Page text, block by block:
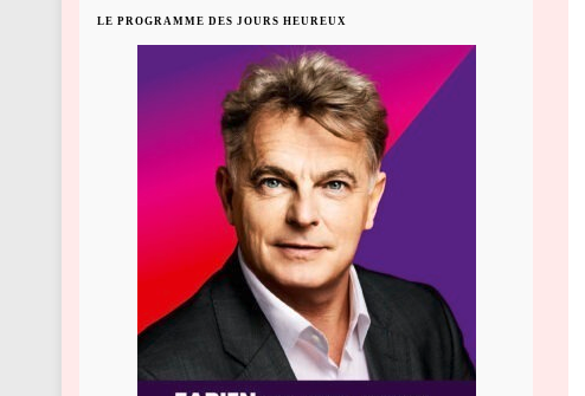
LE PROGRAMME DES JOURS HEUREUX